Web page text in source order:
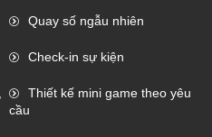
Quay số ngẫu nhiên
Check-in sự kiện
Thiết kế mini game theo yêu
cầu